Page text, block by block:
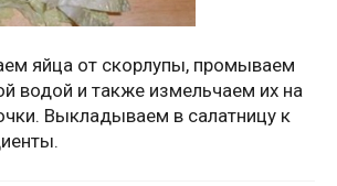
яйца от скорлупы, промываем
водой и также измельчаем их на
Выкладываем в салатницу к